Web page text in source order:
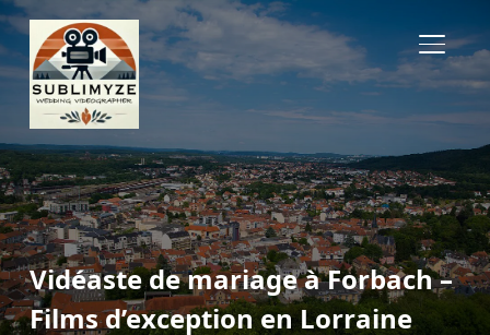
Vidéaste de mariage à Forbach –
Films d’exception en Lorraine